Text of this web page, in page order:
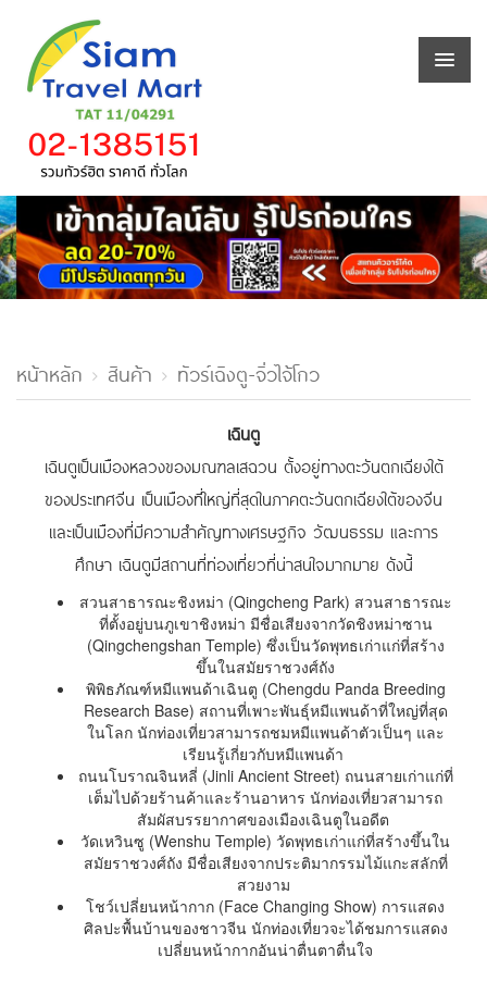
หน้าหลัก สินค้า ทัวร์เฉิงตู-จิ่วไจ้โกว
เฉินตู
เฉินตูเป็นเมืองหลวงของมณฑลเสฉวน ตั้งอยู่ทางตะวันตกเฉียงใต้
ของประเทศจีน เป็นเมืองที่ใหญ่ที่สุดในภาคตะวันตกเฉียงใต้ของจีน
และเป็นเมืองที่มีความสำคัญทางเศรษฐกิจ วัฒนธรรม และการ
ศึกษา เฉินตูมีสถานที่ท่องเที่ยวที่น่าสนใจมากมาย ดังนี้
สวนสาธารณะชิงหม่า (Qingcheng Park) สวนสาธารณะ
ที่ตั้งอยู่บนภูเขาชิงหม่า มีชื่อเสียงจากวัดชิงหม่าซาน
(Qingchengshan Temple) ซึ่งเป็นวัดพุทธเก่าแก่ที่สร้าง
ขึ้นในสมัยราชวงศ์ถัง
พิพิธภัณฑ์หมีแพนด้าเฉินตู (Chengdu Panda Breeding
Research Base) สถานที่เพาะพันธุ์หมีแพนด้าที่ใหญ่ที่สุด
ในโลก นักท่องเที่ยวสามารถชมหมีแพนด้าตัวเป็นๆ และ
เรียนรู้เกี่ยวกับหมีแพนด้า
ถนนโบราณจินหลี่ (Jinli Ancient Street) ถนนสายเก่าแก่ที่
เต็มไปด้วยร้านค้าและร้านอาหาร นักท่องเที่ยวสามารถ
สัมผัสบรรยากาศของเมืองเฉินตูในอดีต
วัดเหวินซู (Wenshu Temple) วัดพุทธเก่าแก่ที่สร้างขึ้นใน
สมัยราชวงศ์ถัง มีชื่อเสียงจากประติมากรรมไม้แกะสลักที่
สวยงาม
โชว์เปลี่ยนหน้ากาก (Face Changing Show) การแสดง
ศิลปะพื้นบ้านของชาวจีน นักท่องเที่ยวจะได้ชมการแสดง
เปลี่ยนหน้ากากอันน่าตื่นตาตื่นใจ